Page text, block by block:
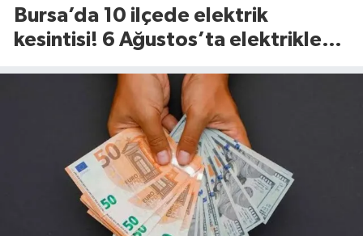
Bursa’da 10 ilçede elektrik
kesintisi! 6 Ağustos’ta elektrikler